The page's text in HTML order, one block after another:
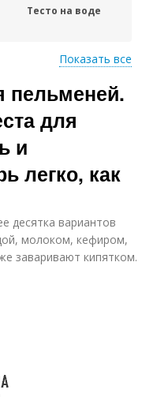
Тесто на воде
Вкусное тесто
Идеальное тесто
Показать все
пельменей.
для
и
легко, как
десятка вариантов
молоком, кефиром,
заваривают кипятком.